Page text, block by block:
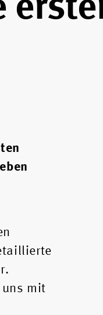
uns mit